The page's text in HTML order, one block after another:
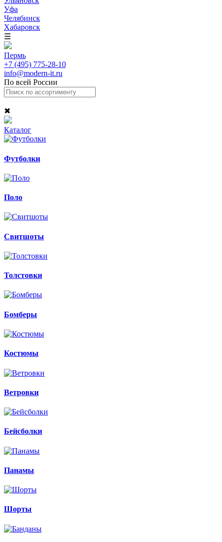
Уфа
Челябинск
Хабаровск
☰
Пермь
+7 (495) 775-28-10
info@modern-it.ru
По всей России
✖
Каталог
Футболки
Поло
Свитшоты
Толстовки
Бомберы
Костюмы
Ветровки
Бейсболки
Панамы
Шорты